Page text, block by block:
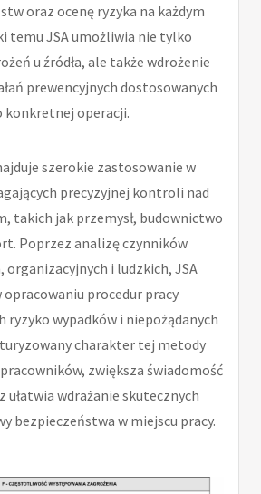
oraz ocenę ryzyka na każdym
temu JSA umożliwia nie tylko
u źródła, ale także wdrożenie
prewencyjnych dostosowanych
konkretnej operacji.
szerokie zastosowanie w
precyzyjnej kontroli nad
takich jak przemysł, budownictwo
Poprzez analizę czynników
organizacyjnych i ludzkich, JSA
opracowaniu procedur pracy
ryzyko wypadków i niepożądanych
charakter tej metody
zwiększa świadomość
ułatwia wdrażanie skutecznych
bezpieczeństwa w miejscu pracy.